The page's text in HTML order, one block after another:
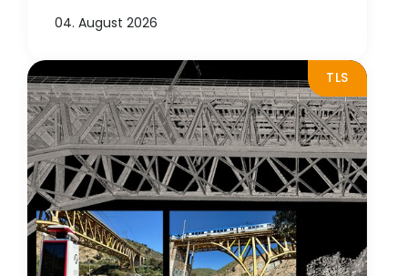
04. August 2026
TLS